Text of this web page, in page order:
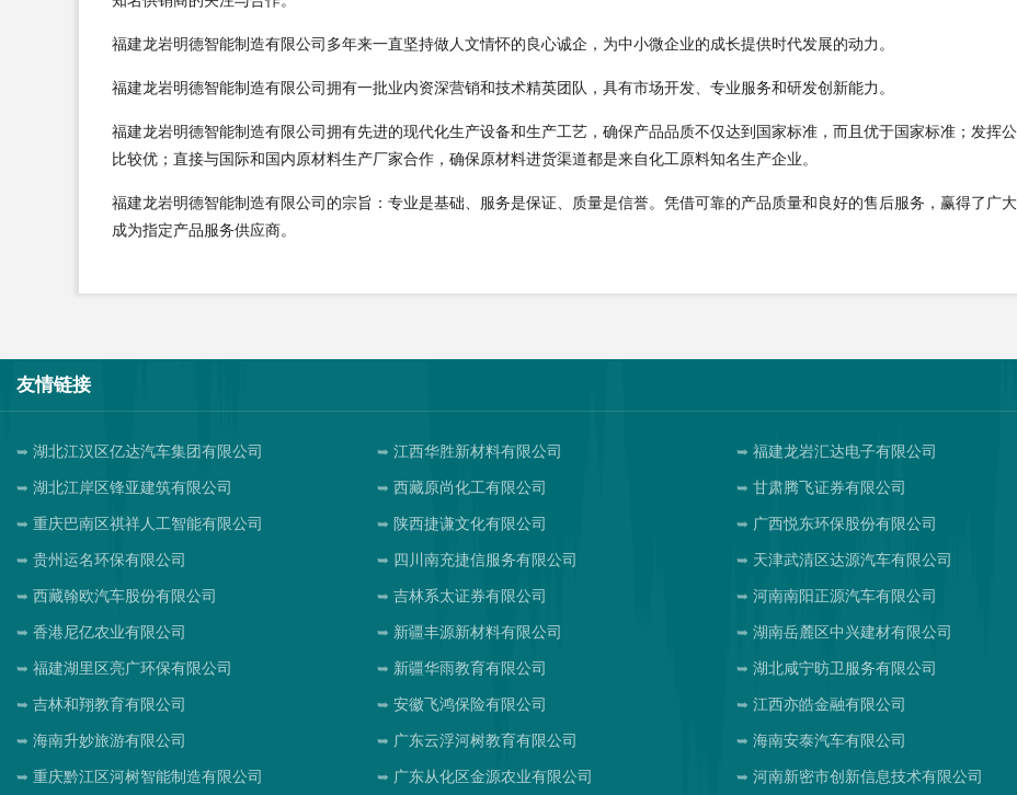
福建龙岩明德智能制造有限公司多年来一直坚持做人文情怀的良心诚企，为中小微企业的成长提供时代发展的动力。
福建龙岩明德智能制造有限公司拥有一批业内资深营销和技术精英团队，具有市场开发、专业服务和研发创新能力。
福建龙岩明德智能制造有限公司拥有先进的现代化生产设备和生产工艺，确保产品品质不仅达到国家标准，而且优于国家标准；发挥
比较优；直接与国际和国内原材料生产厂家合作，确保原材料进货渠道都是来自化工原料知名生产企业。
福建龙岩明德智能制造有限公司的宗旨：专业是基础、服务是保证、质量是信誉。凭借可靠的产品质量和良好的售后服务，赢得了广
成为指定产品服务供应商。
友情链接
湖北江汉区亿达汽车集团有限公司 江西华胜新材料有限公司 福建龙岩汇达电子有限公司
湖北江岸区锋亚建筑有限公司 西藏原尚化工有限公司 甘肃腾飞证券有限公司
重庆巴南区祺祥人工智能有限公司 陕西捷谦文化有限公司 广西悦东环保股份有限公司
贵州运名环保有限公司 四川南充捷信服务有限公司 天津武清区达源汽车有限公司
西藏翰欧汽车股份有限公司 吉林系太证券有限公司 河南南阳正源汽车有限公司
香港尼亿农业有限公司 新疆丰源新材料有限公司 湖南岳麓区中兴建材有限公司
福建湖里区亮广环保有限公司 新疆华雨教育有限公司 湖北咸宁昉卫服务有限公司
吉林和翔教育有限公司 安徽飞鸿保险有限公司 江西亦皓金融有限公司
海南升妙旅游有限公司 广东云浮河树教育有限公司 海南安泰汽车有限公司
重庆黔江区河树智能制造有限公司 广东从化区金源农业有限公司 河南新密市创新信息技术有限公司